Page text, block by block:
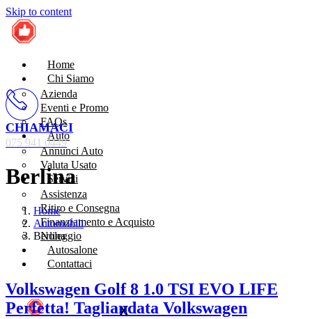
Skip to content
Home
Chi Siamo
Azienda
Eventi e Promo
FAQs
Auto
Annunci Auto
Valuta Usato
Servizi
Assistenza
Ritiro e Consegna
Finanziamento e Acquisto
Noleggio
Autosalone
Contattaci
X
CHIAMACI
075 941 0449
Berlina
Home
Automobili
Berlina
Volkswagen Golf 8 1.0 TSI EVO LIFE
Perfetta! Tagliandata Volkswagen